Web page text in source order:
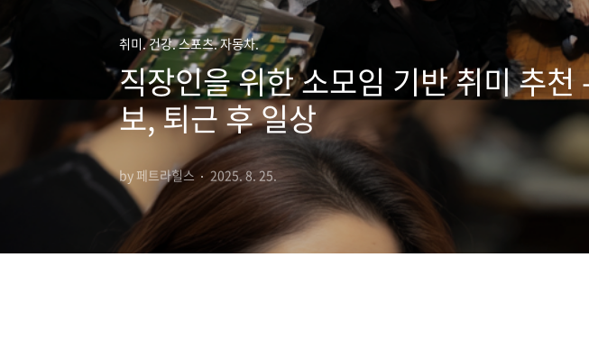
취미. 건강. 스포츠. 자동차.
직장인을 위한 소모임 기반 취미 추
보, 퇴근 후 일상
by 페트라힐스 2025. 8. 25.